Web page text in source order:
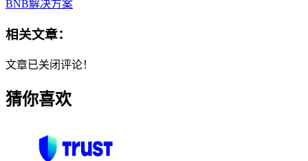
BNB解决方案
相关文章：
文章已关闭评论！
猜你喜欢